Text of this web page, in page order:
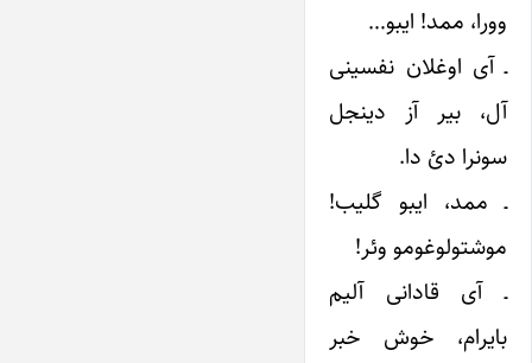
وورا، ممد! ایبو…
ـ آی اوغلان نفسینی
آل، بیر آز دینجل
سونرا دئ دا.
ـ ممد، ایبو گلیب!
موشتولوغومو وئر!
ـ آی قادانی آلیم
بایرام، خوش خبر